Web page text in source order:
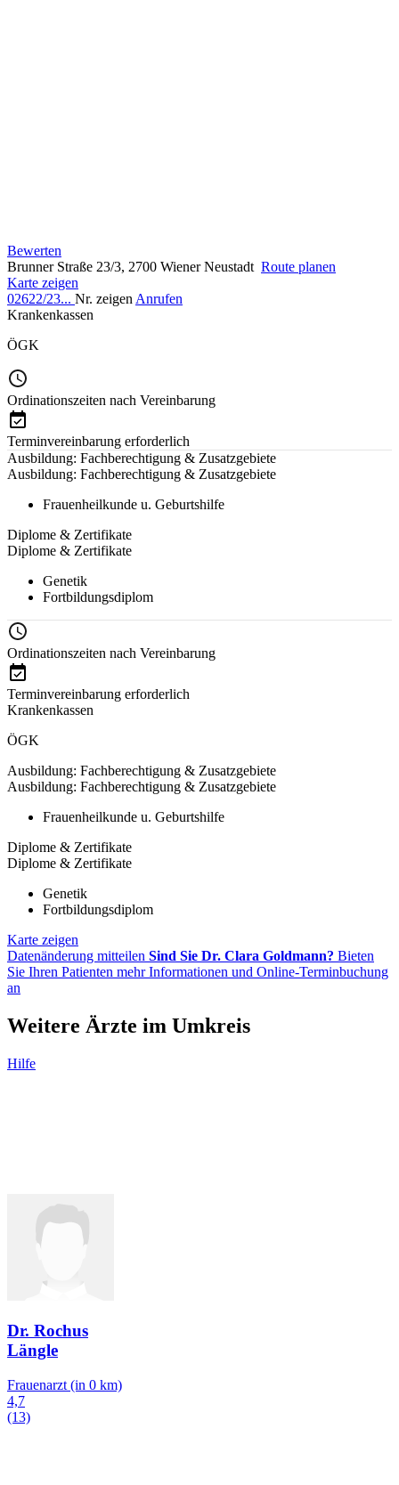
Bewerten
Brunner Straße 23/3, 2700 Wiener Neustadt Route planen
Karte zeigen
02622/23... Nr. zeigen Anrufen
Krankenkassen
ÖGK
Ordinationszeiten nach Vereinbarung
Terminvereinbarung erforderlich
Ausbildung: Fachberechtigung & Zusatzgebiete
Ausbildung: Fachberechtigung & Zusatzgebiete
Frauenheilkunde u. Geburtshilfe
Diplome & Zertifikate
Diplome & Zertifikate
Genetik
Fortbildungsdiplom
Ordinationszeiten nach Vereinbarung
Terminvereinbarung erforderlich
Krankenkassen
ÖGK
Ausbildung: Fachberechtigung & Zusatzgebiete
Ausbildung: Fachberechtigung & Zusatzgebiete
Frauenheilkunde u. Geburtshilfe
Diplome & Zertifikate
Diplome & Zertifikate
Genetik
Fortbildungsdiplom
Karte zeigen
Datenänderung mitteilen Sind Sie Dr. Clara Goldmann? Bieten
Sie Ihren Patienten mehr Informationen und Online-Terminbuchung
an
Weitere Ärzte im Umkreis
Hilfe
Dr. Rochus
Längle
Frauenarzt (in 0 km)
4,7
(13)